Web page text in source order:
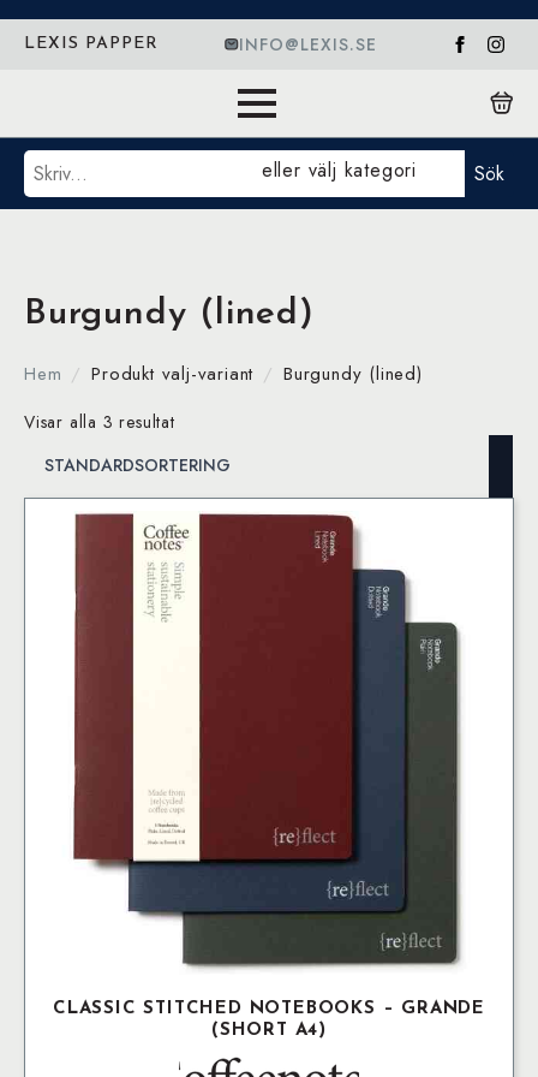
LEXIS PAPPER INFO@LEXIS.SE
Sök eller välj kategori Sök
Burgundy (lined)
Hem Produkt valj-variant Burgundy (lined)
Visar alla 3 resultat
CLASSIC STITCHED NOTEBOOKS – GRANDE
(SHORT A4)